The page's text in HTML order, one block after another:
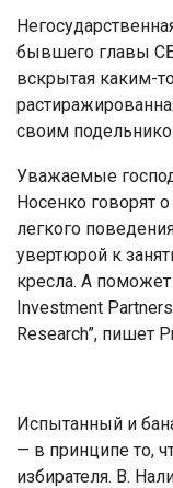
бывшего главы
вскрытая каким-
своим
Уважаемые
Носенко говорят
легкого
увертюрой к
кресла. А
Investment
Research”, пишет
Испытанный и
— в принципе то,
избирателя. В.